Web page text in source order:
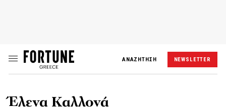
ΑΝΑΖΗΤΗΣΗ NEWSLETTER
Έλενα Καλλονά